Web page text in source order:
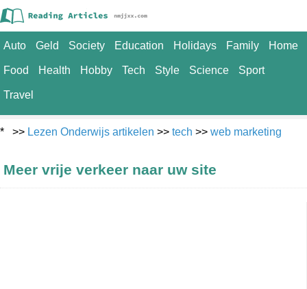
Auto Geld Society Education Holidays Family Home
Food Health Hobby Tech Style Science Sport
Travel
* >> Lezen Onderwijs artikelen >> tech >> web marketing
Meer vrije verkeer naar uw site